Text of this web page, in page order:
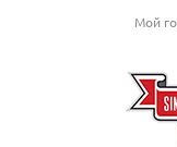
Мой